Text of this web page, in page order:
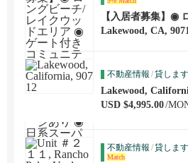
【入居者募集】◉
ッドエリア ◉ゲー
広々3階建てタウ
Lakewood, CA,
不動産情報 /貸します
Lakewood,
USD $4,995.00/
不動産情報 /貸します
Match